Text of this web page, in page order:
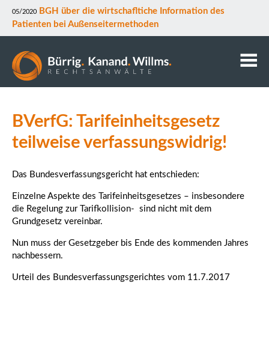
05/2020
BGH über die wirtschafltiche Information des
Patienten bei Außenseitermethoden
Anwälte
Mitarbeiter
Downloads
Rechtsgebiete
BVerfG: Tarifeinheitsgesetz
teilweise verfassungswidrig!
Das Bundesverfassungsgericht hat entschieden:
Einzelne Aspekte des Tarifeinheitsgesetzes – insbesondere
die Regelung zur Tarifkollision- sind nicht mit dem
Grundgesetz vereinbar.
Nun muss der Gesetzgeber bis Ende des kommenden Jahres
nachbessern.
Urteil des Bundesverfassungsgerichtes vom 11.7.2017